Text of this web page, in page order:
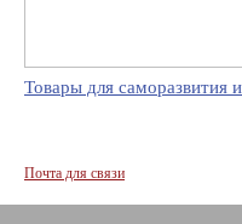
Товары для саморазвития
Почта для связи